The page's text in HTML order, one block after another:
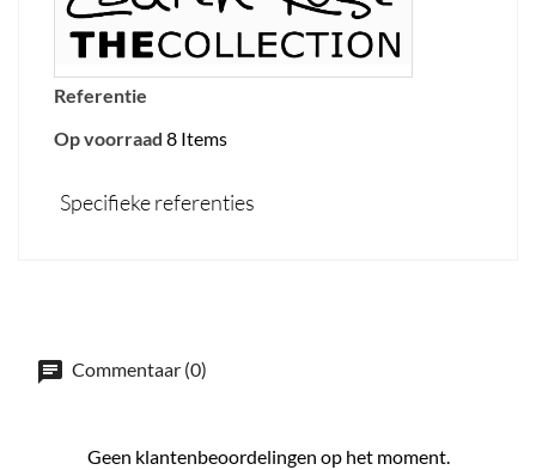
Referentie
Op voorraad 8 Items
Specifieke referenties
Commentaar (0)
Geen klantenbeoordelingen op het moment.